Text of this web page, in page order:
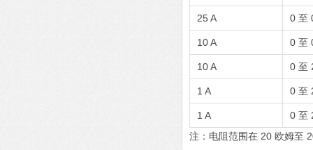
25 A 0 至
10 A 0 至
10 A 0 至
1 A 0 至
1 A
0 至
注：电阻范围在 20 欧姆至